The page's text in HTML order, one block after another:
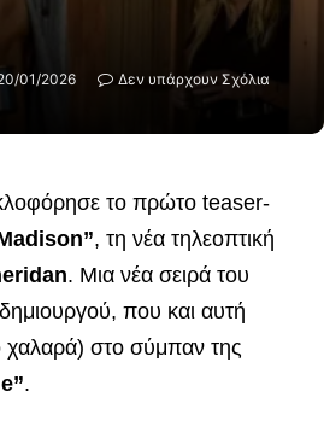
01/2026 Δεν υπάρχουν Σχόλια
το πρώτο teaser-
, τη νέα τηλεοπτική
. Μια νέα σειρά του
που και αυτή
χαλαρά) στο σύμπαν της
.